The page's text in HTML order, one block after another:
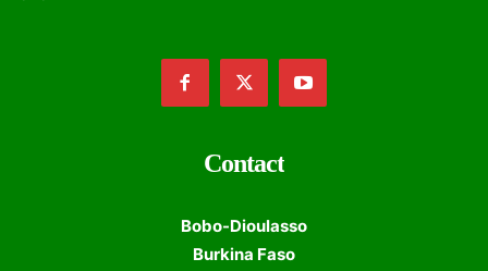
Contact
Bobo-Dioulasso
Burkina Faso